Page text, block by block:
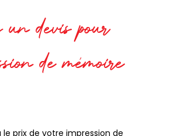
devis pour
de mémoire
le prix de votre impression de